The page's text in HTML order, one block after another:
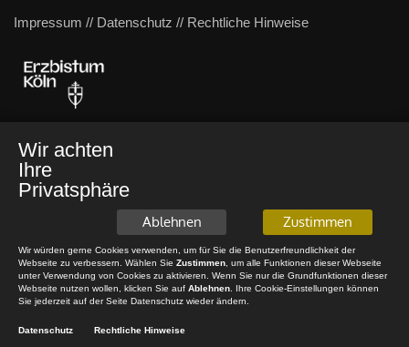
Impressum // Datenschutz // Rechtliche Hinweise
Wir achten
Ihre
Privatsphäre
Ablehnen Zustimmen
Wir würden gerne Cookies verwenden, um für Sie die Benutzerfreundlichkeit der
Webseite zu verbessern. Wählen Sie Zustimmen , um alle Funktionen dieser Webseite
unter Verwendung von Cookies zu aktivieren. Wenn Sie nur die Grundfunktionen dieser
Webseite nutzen wollen, klicken Sie auf Ablehnen . Ihre Cookie-Einstellungen können
Sie jederzeit auf der Seite Datenschutz wieder ändern.
Datenschutz Rechtliche Hinweise